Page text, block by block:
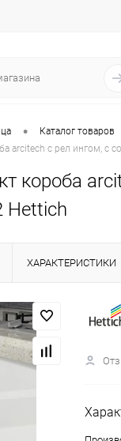
• Каталог товаров
arcitech с рел ингом, с
короба
Hettich
ХАРАКТЕРИСТИКИ